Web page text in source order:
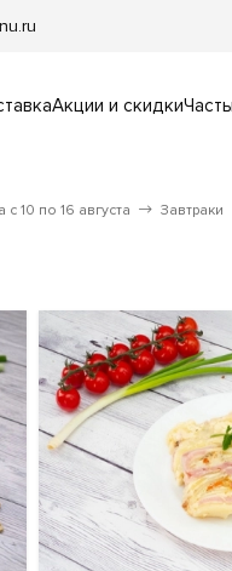
Акции и скидки
10 по 16 августа Завтраки